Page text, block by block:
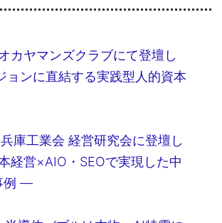
カヤマンズクラブにて登壇し
ョンに直結する実践型人的資本
庫工業会 経営研究会に登壇し
経営×AIO・SEOで実現した中
例 ―